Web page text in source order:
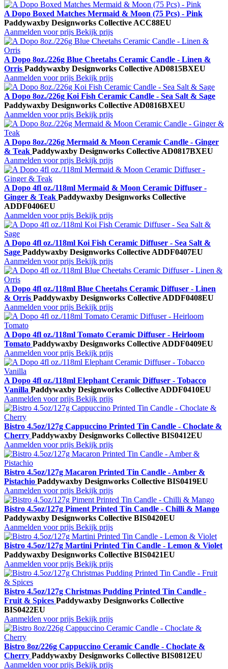
A Dopo Boxed Matches Mermaid & Moon (75 Pcs) - Pink
Paddywaxby Designworks Collective ACC88EU
Aanmelden voor prijs Bekijk prijs
A Dopo 8oz./226g Blue Cheetahs Ceramic Candle - Linen &
Orris Paddywaxby Designworks Collective AD0815BXEU
Aanmelden voor prijs Bekijk prijs
A Dopo 8oz./226g Koi Fish Ceramic Candle - Sea Salt & Sage
Paddywaxby Designworks Collective AD0816BXEU
Aanmelden voor prijs Bekijk prijs
A Dopo 8oz./226g Mermaid & Moon Ceramic Candle - Ginger
& Teak Paddywaxby Designworks Collective AD0817BXEU
Aanmelden voor prijs Bekijk prijs
A Dopo 4fl oz./118ml Mermaid & Moon Ceramic Diffuser -
Ginger & Teak Paddywaxby Designworks Collective
ADDF0406EU
Aanmelden voor prijs Bekijk prijs
A Dopo 4fl oz./118ml Koi Fish Ceramic Diffuser - Sea Salt &
Sage Paddywaxby Designworks Collective ADDF0407EU
Aanmelden voor prijs Bekijk prijs
A Dopo 4fl oz./118ml Blue Cheetahs Ceramic Diffuser - Linen
& Orris Paddywaxby Designworks Collective ADDF0408EU
Aanmelden voor prijs Bekijk prijs
A Dopo 4fl oz./118ml Tomato Ceramic Diffuser - Heirloom
Tomato Paddywaxby Designworks Collective ADDF0409EU
Aanmelden voor prijs Bekijk prijs
A Dopo 4fl oz./118ml Elephant Ceramic Diffuser - Tobacco
Vanilla Paddywaxby Designworks Collective ADDF0410EU
Aanmelden voor prijs Bekijk prijs
Bistro 4.5oz/127g Cappuccino Printed Tin Candle - Choclate &
Cherry Paddywaxby Designworks Collective BIS0412EU
Aanmelden voor prijs Bekijk prijs
Bistro 4.5oz/127g Macaron Printed Tin Candle - Amber &
Pistachio Paddywaxby Designworks Collective BIS0419EU
Aanmelden voor prijs Bekijk prijs
Bistro 4.5oz/127g Piment Printed Tin Candle - Chilli & Mango
Paddywaxby Designworks Collective BIS0420EU
Aanmelden voor prijs Bekijk prijs
Bistro 4.5oz/127g Martini Printed Tin Candle - Lemon & Violet
Paddywaxby Designworks Collective BIS0421EU
Aanmelden voor prijs Bekijk prijs
Bistro 4.5oz/127g Christmas Pudding Printed Tin Candle -
Fruit & Spices Paddywaxby Designworks Collective
BIS0422EU
Aanmelden voor prijs Bekijk prijs
Bistro 8oz/226g Cappuccino Ceramic Candle - Choclate &
Cherry Paddywaxby Designworks Collective BIS0812EU
Aanmelden voor prijs Bekijk prijs